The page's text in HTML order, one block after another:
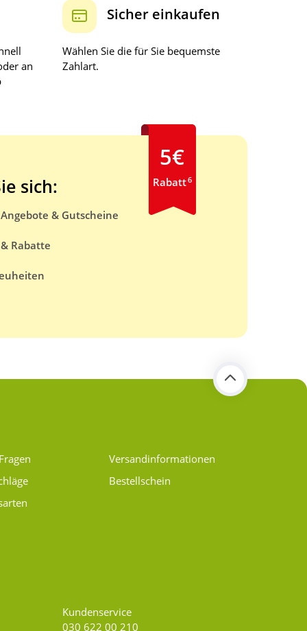
an
Sicher einkaufen
Wählen Sie die für Sie bequemste
Zahlart.
sich:
& Gutscheine
Rabatte
5€
Rabatt6
Versand­informationen
Bestellschein
Kundenservice
030 622 00 210